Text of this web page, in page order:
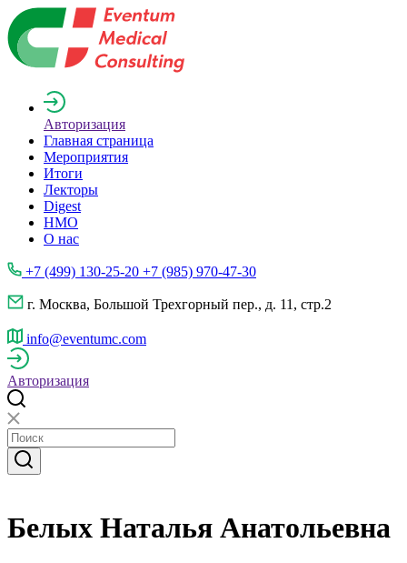
Авторизация
Главная страница
Мероприятия
Итоги
Лекторы
Digest
НМО
О нас
+7 (499) 130-25-20 +7 (985) 970-47-30
г. Москва, Большой Трехгорный пер., д. 11, стр.2
info@eventumc.com
Авторизация
Белых Наталья Анатольевна